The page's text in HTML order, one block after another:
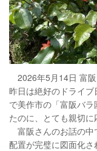
2026年5月14日 富阪
昨日は絶好のドライ
で美作市の「富阪バ
たのに、とても親切に
富阪さんのお話の中
配置が完璧に図面化